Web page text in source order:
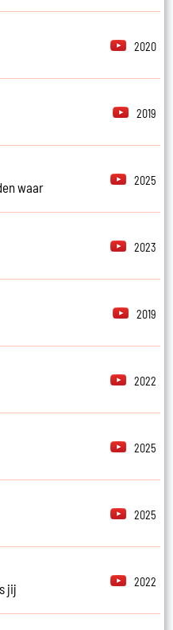
2020
2019
waar
2025
2023
2019
2022
2025
2025
jij
2022